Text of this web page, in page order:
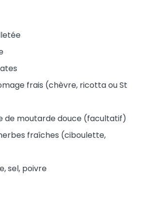
frais (chèvre, ricotta ou St
de moutarde douce (facultatif)
fraîches (ciboulette,
sel, poivre